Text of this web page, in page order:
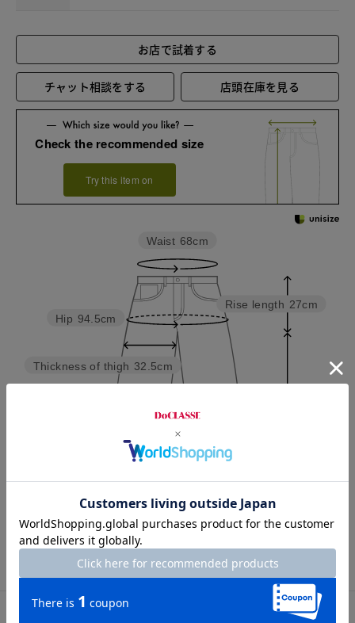
お店で試着する
チャット相談をする 店頭在庫を見る
Check the recommended size
Try this item on
Rise length 27cm
Thickness of thigh 32.5cm
Hip 94.5cm
Waist 68cm
5号 7号 9号 11号 13号 15号
スタッフコメント